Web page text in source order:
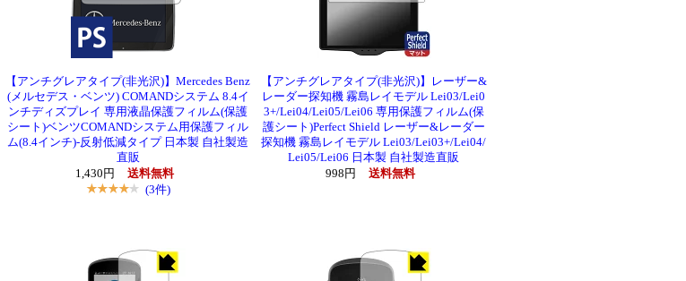
【アンチグレアタイプ(非光沢)】Mercedes Benz
(メルセデス・ベンツ) COMANDシステム 8.4イ
ンチディズプレイ 専用液晶保護フィルム(保護
シート)ベンツCOMANDシステム用保護フィル
ム(8.4インチ)-反射低減タイプ 日本製 自社製造
直販
1,430円
送料無料
(3件)
【アンチグレアタイプ(非光沢)】レーザー&
レーダー探知機 霧島レイモデル Lei03/Lei0
3+/Lei04/Lei05/Lei06 専用保護フィルム(保
護シート)Perfect Shield レーザー&レーダー
探知機 霧島レイモデル Lei03/Lei03+/Lei04/
Lei05/Lei06 日本製 自社製造直販
998円
送料無料